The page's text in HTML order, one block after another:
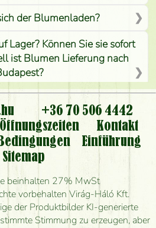
der Blumenladen?
Lager? Können Sie sie sofort
ist Blumen Lieferung nach
non stop geöffnet?
Blumenstrauß persönlich
per Blumenversand?
ländliche Gebiete möglich?
heute Blumen mit Lieferung
+36 70 506 4442
Öffnungszeiten
Kontakt
Einführung
Sitemap
beinhalten 27% MwSt
vorbehalten Virág-Háló Kft.
der Produktbilder KI-generierte
Stimmung zu erzeugen, aber